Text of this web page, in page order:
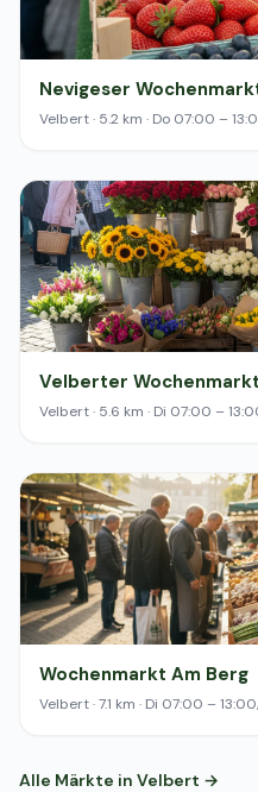
Nevigeser
Velbert · 5.2 km · Do 07:00 –
Velberter Wochenmarkt
Velbert · 5.6 km · Di 07:00 –
Wochenmarkt Am Berg
Velbert · 7.1 km · Di 07:00 –
Alle Märkte in Velbert →